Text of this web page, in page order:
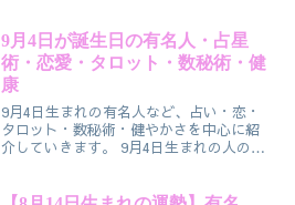
も可能です✡料金は１時間○○○○円と
かは焦るので決まりは無く、臨機応変に
対応します
9月4日が誕生日の有名人・占星
術・恋愛・タロット・数秘術・健
康
9月4日生まれの有名人など、占い・恋・
タロット・数秘術・健やかさを中心に紹
介していきます。 9月4日生まれの人のテ
いかんにかかわらず、構築・形成・組織